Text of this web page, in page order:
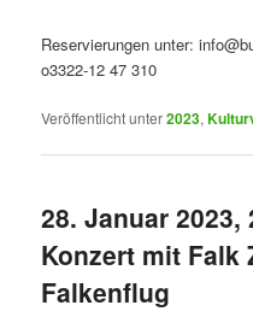
Reservierungen unter:
o3322-12 47 310
Veröffentlicht unter2023,
28. Januar 2023,
Konzert mit Falk
Falkenflug